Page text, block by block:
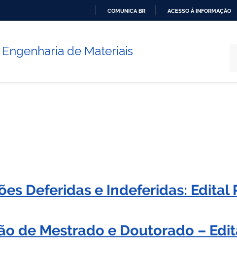
COMUNICA BR ACESSO À INFORMAÇÃO
de Materiais
Deferidas e Indeferidas: Edital
de Mestrado e Doutorado –